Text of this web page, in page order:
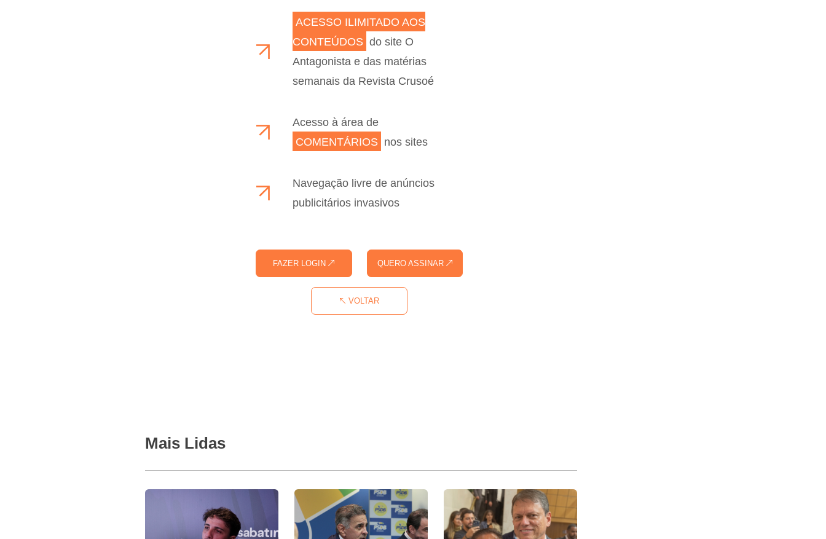
ACESSO ILIMITADO AOS
CONTEÚDOS do site O
Antagonista e das matérias
semanais da Revista Crusoé
Acesso à área de
COMENTÁRIOS nos sites
Navegação livre de anúncios
publicitários invasivos
FAZER LOGIN QUERO ASSINAR
VOLTAR
Mais Lidas